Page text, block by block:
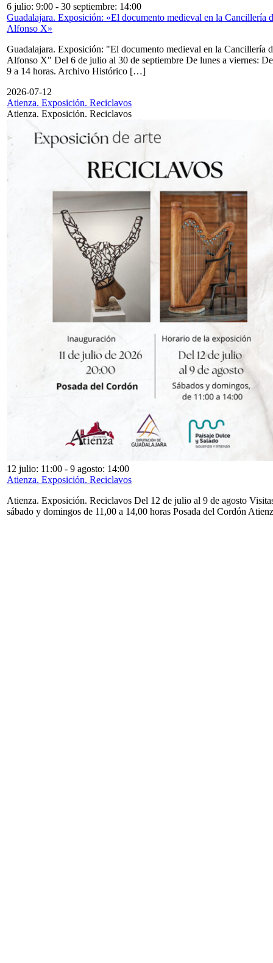
6 julio: 9:00 - 30 septiembre: 14:00
Guadalajara. Exposición: «El documento medieval en la Cancillería
Alfonso X»
Guadalajara. Exposición: "El documento medieval en la Cancillería
Alfonso X" Del 6 de julio al 30 de septiembre De lunes a viernes: De
9 a 14 horas. Archivo Histórico […]
2026-07-12
Atienza. Exposición. Reciclavos
Atienza. Exposición. Reciclavos
12 julio: 11:00 - 9 agosto: 14:00
Atienza. Exposición. Reciclavos
Atienza. Exposición. Reciclavos Del 12 de julio al 9 de agosto
sábado y domingos de 11,00 a 14,00 horas Posada del Cordón